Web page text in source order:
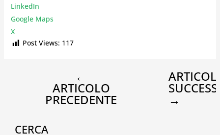
LinkedIn
Google Maps
X
Post Views: 117
←
ARTICOLO
PRECEDENTE →
CERCA